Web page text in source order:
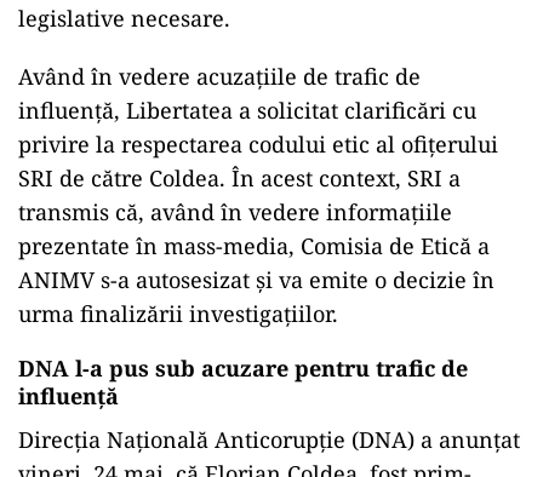
legislative necesare.
Având în vedere acuzațiile de trafic de
influență, Libertatea a solicitat clarificări cu
privire la respectarea codului etic al ofițerului
SRI de către Coldea. În acest context, SRI a
transmis că, având în vedere informațiile
prezentate în mass-media, Comisia de Etică a
ANIMV s-a autosesizat și va emite o decizie în
urma finalizării investigațiilor.